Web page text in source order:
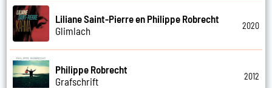
Liliane Saint-Pierre en Philippe Robrecht
Glimlach
2020
Philippe Robrecht
Grafschrift
2012